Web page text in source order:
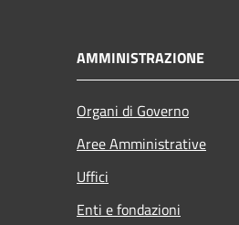
AMMINISTRAZIONE
Organi di Governo
Aree Amministrative
Uffici
Enti e fondazioni